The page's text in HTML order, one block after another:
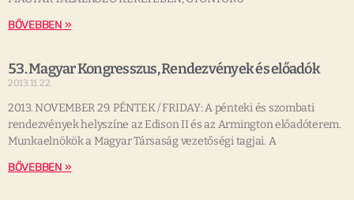
BŐVEBBEN »
53. Magyar Kongresszus, Rendezvények és előadók
2013.11.22.
2013. NOVEMBER 29. PÉNTEK / FRIDAY: A pénteki és szombati
rendezvények helyszíne az Edison II és az Armington előadóterem.
Munkaelnökök a Magyar Társaság vezetőségi tagjai. A
BŐVEBBEN »